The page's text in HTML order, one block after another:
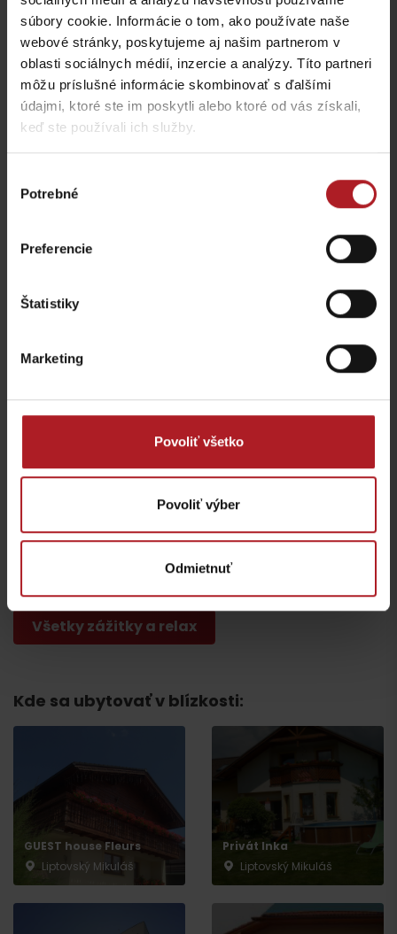
súbory cookie. Informácie o tom, ako používate naše
webové stránky, poskytujeme aj našim partnerom v
oblasti sociálnych médií, inzercie a analýzy. Títo partneri
môžu príslušné informácie skombinovať s ďalšími
údajmi, ktoré ste im poskytli alebo ktoré od vás získali,
keď ste používali ich služby.
súhlasu
Potrebné
Preferencie
Štatistiky
Marketing
Povoliť všetko
Povoliť výber
Odmietnuť
Aktivity a relax v blízkosti:
záhrada
Pramene v Kúpeľoch
Ferrata Dve veže
Národný park Veľká
Fatra
Syráreň Sajdák
Všetky zážitky a relax
Kde sa ubytovať v blízkosti:
GUEST house Fleurs
Liptovský Mikuláš
Privát Inka
Liptovský Mikuláš